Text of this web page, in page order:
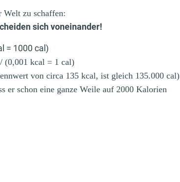
Welt zu schaffen:
sich voneinander!
= 1000 cal)
(0,001 kcal = 1 cal)
von circa 135 kcal, ist gleich 135.000 cal)
er schon eine ganze Weile auf 2000 Kalorien